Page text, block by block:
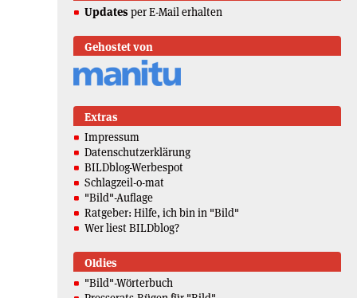
Updates per E-Mail erhalten
Gehostet von
Extras
Impressum
Datenschutzerklärung
BILDblog-Werbespot
Schlagzeil-o-mat
"Bild"-Auflage
Ratgeber: Hilfe, ich bin in "Bild"
Wer liest BILDblog?
Oldies
"Bild"-Wörterbuch